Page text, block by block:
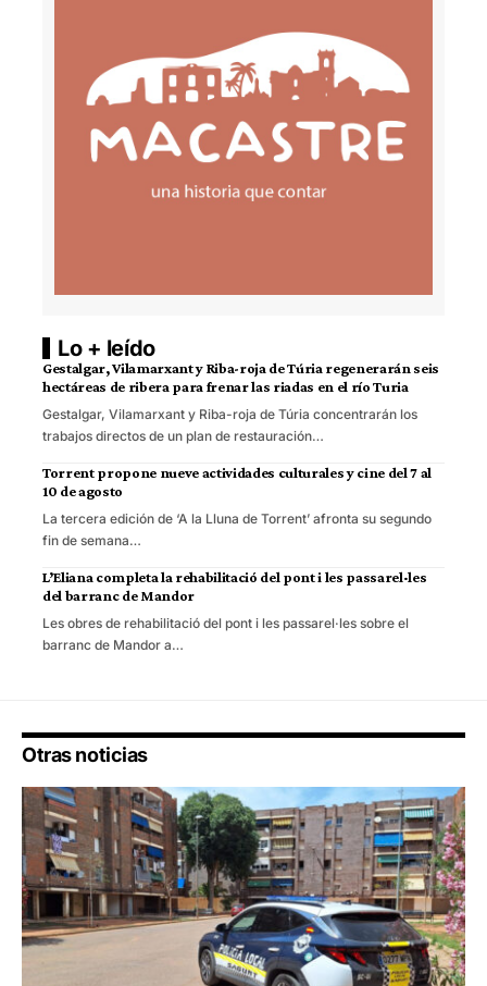
Lo + leído
Gestalgar, Vilamarxant y Riba-roja de Túria regenerarán seis
hectáreas de ribera para frenar las riadas en el río Turia
Gestalgar, Vilamarxant y Riba-roja de Túria concentrarán los
trabajos directos de un plan de restauración…
Torrent propone nueve actividades culturales y cine del 7 al
10 de agosto
La tercera edición de ‘A la Lluna de Torrent’ afronta su segundo
fin de semana…
L’Eliana completa la rehabilitació del pont i les passarel·les
del barranc de Mandor
Les obres de rehabilitació del pont i les passarel·les sobre el
barranc de Mandor a…
Otras noticias